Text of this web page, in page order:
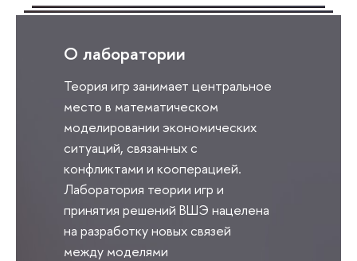
О лаборатории
Теория игр занимает центральное
место в математическом
моделировании экономических
ситуаций, связанных с
конфликтами и кооперацией.
Лаборатория теории игр и
принятия решений ВШЭ нацелена
на разработку новых связей
между моделями